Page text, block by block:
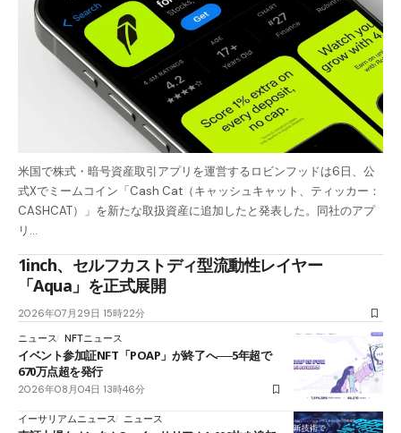
米国で株式・暗号資産取引アプリを運営するロビンフッドは6日、公
式Xでミームコイン「Cash Cat（キャッシュキャット、ティッカー：
CASHCAT）」を新たな取扱資産に追加したと発表した。同社のアプ
リ…
1inch、セルフカストディ型流動性レイヤー
「Aqua」を正式展開
2026年07月29日 15時22分
ニュース NFTニュース
イベント参加証NFT「POAP」が終了へ──5年超で
670万点超を発行
2026年08月04日 13時46分
イーサリアムニュース ニュース